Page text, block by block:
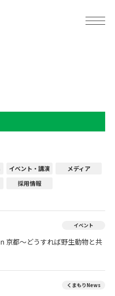
イベント・講演
メディア
採用情報
イベント
京都～どうすれば野生動物と共
くまもりNews